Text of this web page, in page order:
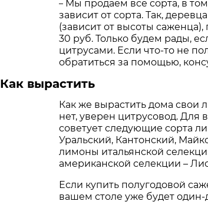
– Мы продаем все сорта, в
зависит от сорта. Так,
(зависит от высоты саженца),
30 руб. Только будем рады,
цитрусами. Если что-то не
обратиться за помощью,
Как вырастить
Как же вырастить дома свои
нет, уверен цитрусовод. Для
советует следующие сорта
Уральский, Кантонский,
лимоны итальянской
американской селекции –
Если купить полугодовой
вашем столе уже будет один-